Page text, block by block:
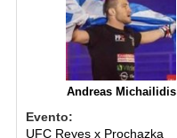
Andreas Michailidis
Evento:
UFC Reyes x Prochazka